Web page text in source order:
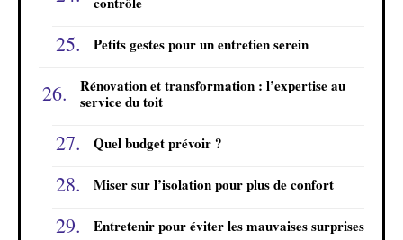
Petits gestes pour un entretien serein
Rénovation et transformation : l’expertise au
service du toit
Quel budget prévoir ?
Miser sur l’isolation pour plus de confort
Entretenir pour éviter les mauvaises surprises